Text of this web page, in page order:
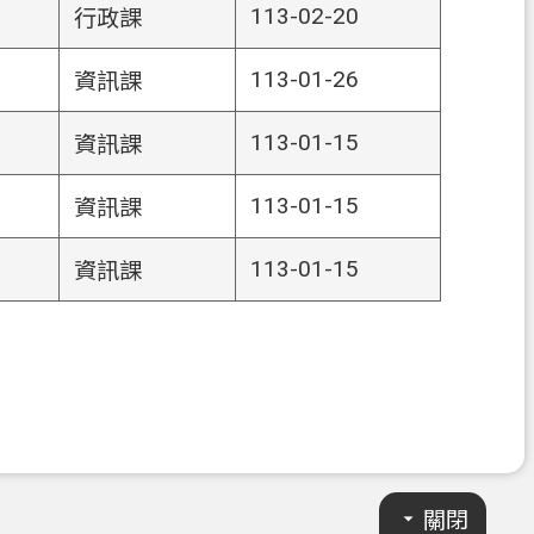
行政課 113-02-20
資訊課 113-01-26
資訊課 113-01-15
資訊課 113-01-15
資訊課 113-01-15
關閉